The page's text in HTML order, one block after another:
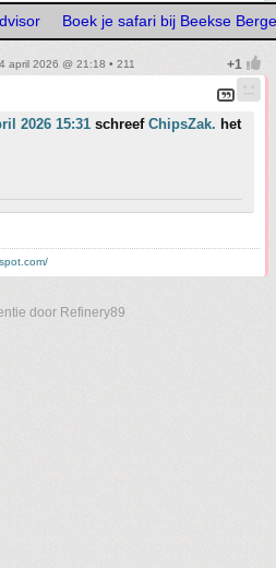
Boek je safari bij Beekse
april 2026 @ 21:18 • 211
2026 15:31 schreef ChipsZak. het
door Refinery89